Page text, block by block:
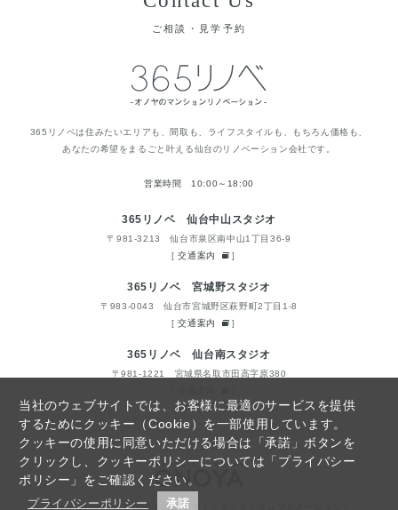
当社のウェブサイトでは、お客様に最適のサービスを提供
するためにクッキー（Cookie）を一部使用しています。
クッキーの使用に同意いただける場合は「承諾」ボタンを
クリックし、クッキーポリシーについては「プライバシー
ポリシー」をご確認ください。
プライバシーポリシー 承諾
ご相談・見学予約
365リノベは住みたいエリアも、間取も、ライフスタイルも、もちろん価格も、
あなたの希望をまるごと叶える仙台のリノベーション会社です。
営業時間 10:00～18:00
365リノベ 仙台中山スタジオ
〒981-3213 仙台市泉区南中山1丁目36-9
[交通案内 ]
365リノベ 宮城野スタジオ
〒983-0043 仙台市宮城野区萩野町2丁目1-8
[交通案内 ]
365リノベ 仙台南スタジオ
〒981-1221 宮城県名取市田高字原380
仙台リノベーションTOP Q&A｜